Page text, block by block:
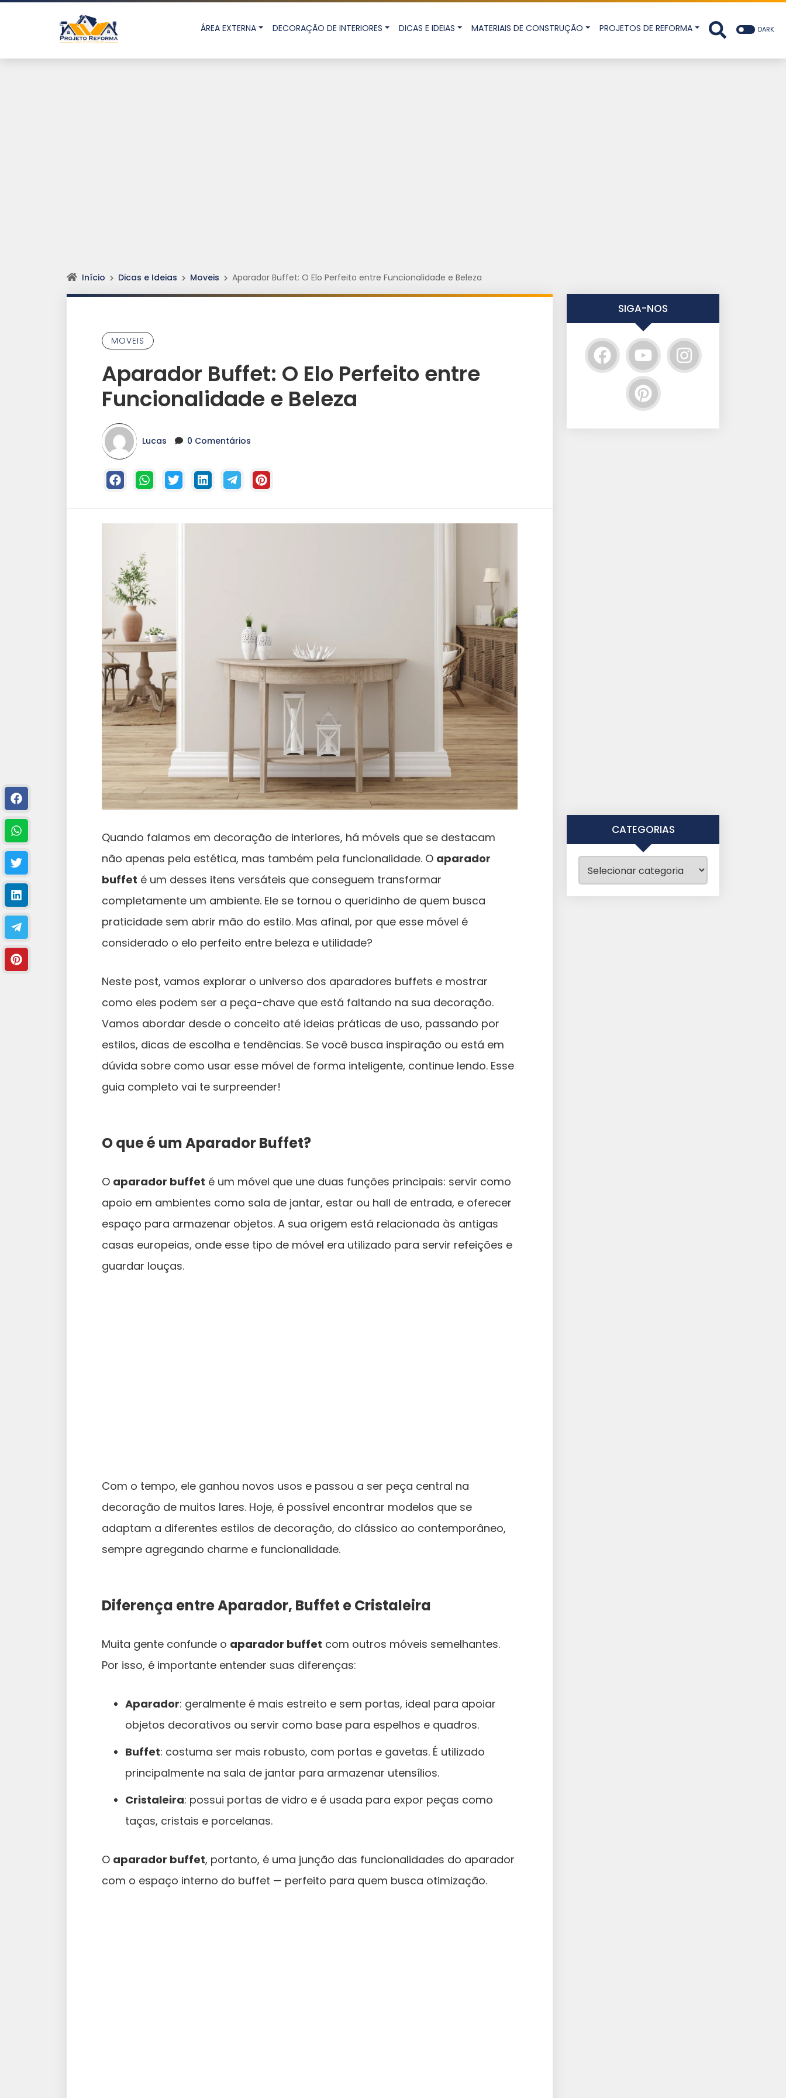
ÁREA EXTERNA DECORAÇÃO DE INTERIORES DICAS E IDEIAS MATERIAIS DE CONSTRUÇÃO PROJETOS DE REFORMA DARK
Início Dicas e Ideias Moveis Aparador Buffet: O Elo Perfeito entre Funcionalidade e Beleza
MOVEIS
Aparador Buffet: O Elo Perfeito entre
Funcionalidade e Beleza
Lucas 0 Comentários
Quando falamos em decoração de interiores, há móveis que se destacam
não apenas pela estética, mas também pela funcionalidade. O aparador
buffet é um desses itens versáteis que conseguem transformar
completamente um ambiente. Ele se tornou o queridinho de quem busca
praticidade sem abrir mão do estilo. Mas afinal, por que esse móvel é
considerado o elo perfeito entre beleza e utilidade?
Neste post, vamos explorar o universo dos aparadores buffets e mostrar
como eles podem ser a peça-chave que está faltando na sua decoração.
Vamos abordar desde o conceito até ideias práticas de uso, passando por
estilos, dicas de escolha e tendências. Se você busca inspiração ou está em
dúvida sobre como usar esse móvel de forma inteligente, continue lendo. Esse
guia completo vai te surpreender!
O que é um Aparador Buffet?
O aparador buffet é um móvel que une duas funções principais: servir como
apoio em ambientes como sala de jantar, estar ou hall de entrada, e oferecer
espaço para armazenar objetos. A sua origem está relacionada às antigas
casas europeias, onde esse tipo de móvel era utilizado para servir refeições e
guardar louças.
Com o tempo, ele ganhou novos usos e passou a ser peça central na
decoração de muitos lares. Hoje, é possível encontrar modelos que se
adaptam a diferentes estilos de decoração, do clássico ao contemporâneo,
sempre agregando charme e funcionalidade.
Diferença entre Aparador, Buffet e Cristaleira
Muita gente confunde o aparador buffet com outros móveis semelhantes.
Por isso, é importante entender suas diferenças:
Aparador: geralmente é mais estreito e sem portas, ideal para apoiar
objetos decorativos ou servir como base para espelhos e quadros.
Buffet: costuma ser mais robusto, com portas e gavetas. É utilizado
principalmente na sala de jantar para armazenar utensílios.
Cristaleira: possui portas de vidro e é usada para expor peças como
taças, cristais e porcelanas.
O aparador buffet, portanto, é uma junção das funcionalidades do aparador
com o espaço interno do buffet — perfeito para quem busca otimização.
SIGA-NOS
CATEGORIAS